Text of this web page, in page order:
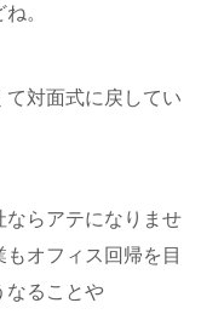
。
対面式に戻してい
ならアテになりませ
オフィス回帰を目
なることや